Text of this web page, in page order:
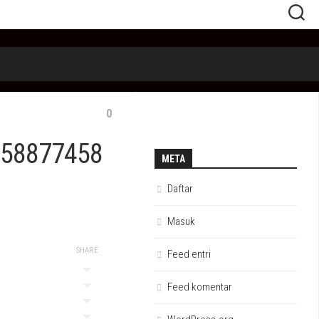
0
SHARE
META
Daftar
Masuk
Feed entri
Feed komentar